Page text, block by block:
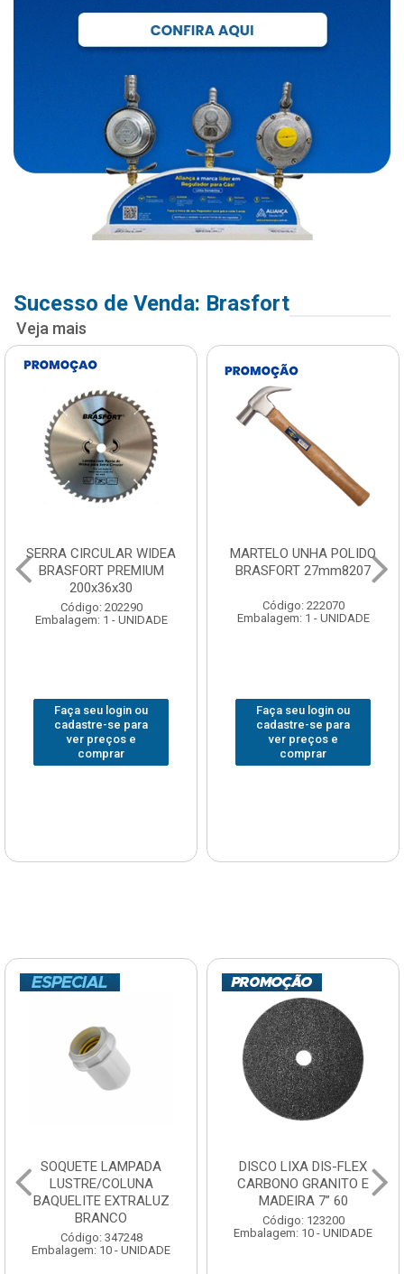
Sucesso de Venda: Brasfort
Veja mais
SERRA CIRCULAR WIDEA
BRASFORT PREMIUM
200x36x30
Código: 202290
Embalagem: 1 - UNIDADE
Faça seu login ou
cadastre-se para
ver preços e
comprar
MARTELO UNHA POLIDO
BRASFORT 27mm8207
Código: 222070
Embalagem: 1 - UNIDADE
Faça seu login ou
cadastre-se para
ver preços e
comprar
SOQUETE LAMPADA
LUSTRE/COLUNA
BAQUELITE EXTRALUZ
BRANCO
Código: 347248
Embalagem: 10 - UNIDADE
DISCO LIXA DIS-FLEX
CARBONO GRANITO E
MADEIRA 7” 60
Código: 123200
Embalagem: 10 - UNIDADE